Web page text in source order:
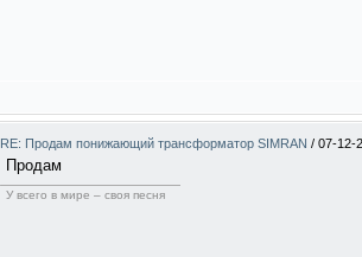
RE: Продам понижающий трансформатор SIMRAN / 07-12-
Продам
У всего в мире – своя песня